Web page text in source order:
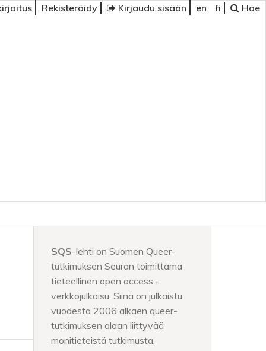
Rekisteröidy Kirjaudu sisään en fi Hae
SQS-lehti on Suomen Queer-
tutkimuksen Seuran toimittama
tieteellinen open access -
verkkojulkaisu. Siinä on julkaistu
vuodesta 2006 alkaen queer-
tutkimuksen alaan liittyvää
monitieteistä tutkimusta.